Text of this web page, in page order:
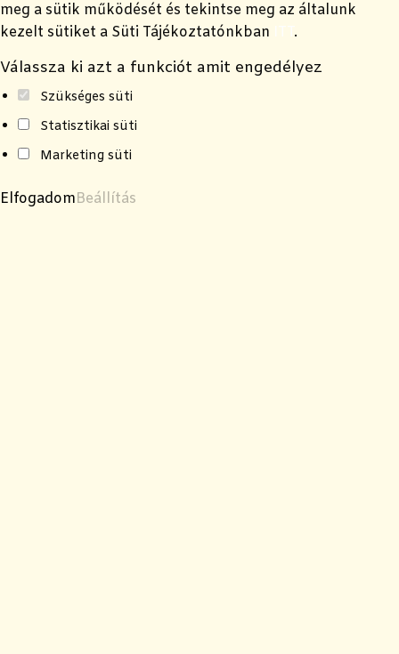
meg a sütik működését és tekintse meg az általunk
kezelt sütiket a Süti Tájékoztatónkban
.
Válassza ki azt a funkciót amit engedélyez
Szükséges süti
Statisztikai süti
Marketing süti
ElfogadomBeállítás